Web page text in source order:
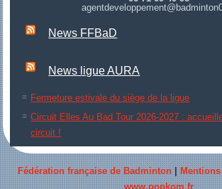
News FFBaD
News ligue AURA
Fermeture estivale du siège de la ligue
Circuit Elles Au Bad Tour 2026-2027 :
circuit !
Fédération française de Badminton |
www.popkom.fr